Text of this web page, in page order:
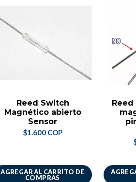
Reed Switch
Magnético abierto
Sensor
$1.600 COP
AGREGAR AL CARRITO DE
COMPRAS